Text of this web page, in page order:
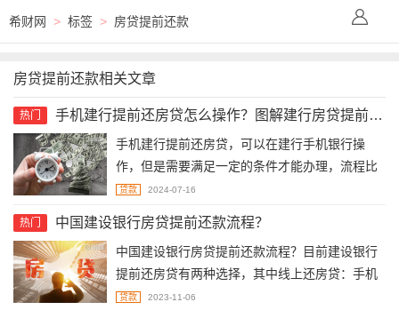
希财网 > 标签 > 房贷提前还款
房贷提前还款相关文章
热门 手机建行提前还房贷怎么操作？图解建行房贷提前还款流程
手机建行提前还房贷，可以在建行手机银行操
作，但是需要满足一定的条件才能办理，流程比
较简单，几分钟就能完成。手机建行提前还房贷
1年，当前无逾期。2、手机建行提前还房贷流
程，大致分为5个步骤。
贷款 2024-07-16
热门 中国建设银行房贷提前还款流程？
中国建设银行房贷提前还款流程？目前建设银行
提前还房贷有两种选择，其中线上还房贷：手机
银行或者个人网银；部分省份只能线下提前还房
贷款 2023-11-06